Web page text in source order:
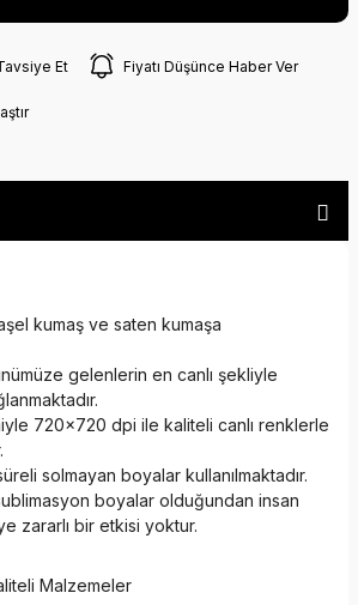
Et Fiyatı Düşünce Haber Ver
kumaş ve saten kumaşa
gelenlerin en canlı şekliyle
720x720 dpi ile kaliteli canlı renklerle
solmayan boyalar kullanılmaktadır.
boyalar olduğundan insan
zararlı bir etkisi yoktur.
Malzemeler